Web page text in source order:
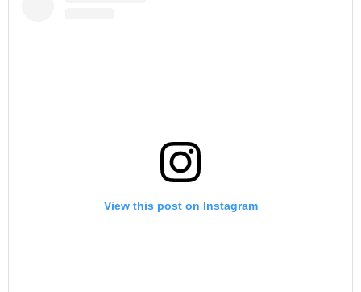
View this post on Instagram